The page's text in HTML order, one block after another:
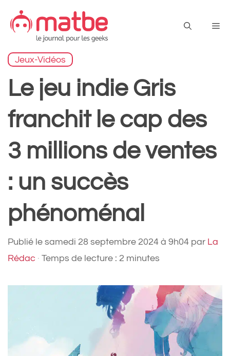
contenu
Jeux-Vidéos
Le jeu indie Gris
franchit le cap des
3 millions de ventes
: un succès
phénoménal
Publié le samedi 28 septembre 2024 à 9h04 par La
Rédac · Temps de lecture : 2 minutes